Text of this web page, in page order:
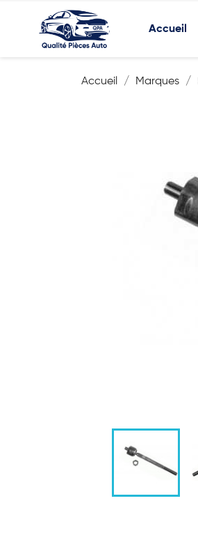
Accueil
Accueil Marques